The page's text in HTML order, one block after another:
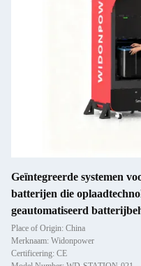
Geïntegreerde systemen
batterijen die
geautomatiseerd
Place of Origin: China
Merknaam: Widonpower
Certificering: CE